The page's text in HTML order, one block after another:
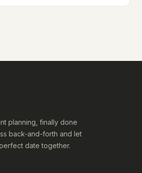
planning, finally done
back-and-forth and let
date together.